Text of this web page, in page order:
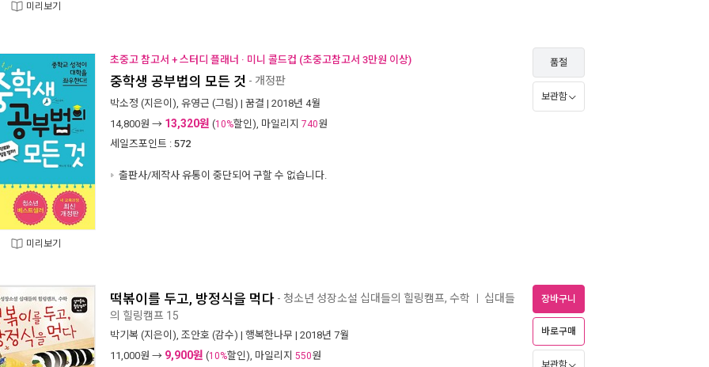
미리보기
미리보기
초중고 참고서 + 스터디 플래너 · 미니 콜드컵 (초중고참고서 3만원 이상)
중학생 공부법의 모든 것 - 개정판
박소정 (지은이), 유영근 (그림) | 꿈결 | 2018년 4월
14,800원 → 13,320원 (10%할인), 마일리지 740원
세일즈포인트 : 572
출판사/제작사 유통이 중단되어 구할 수 없습니다.
품절
보관함
떡볶이를 두고, 방정식을 먹다 - 청소년 성장소설 십대들의 힐링캠프, 수학 십대들
의 힐링캠프 15
박기복 (지은이), 조안호 (감수) | 행복한나무 | 2018년 7월
11,000원 → 9,900원 (10%할인), 마일리지 550원
장바구니
바로구매
보관함